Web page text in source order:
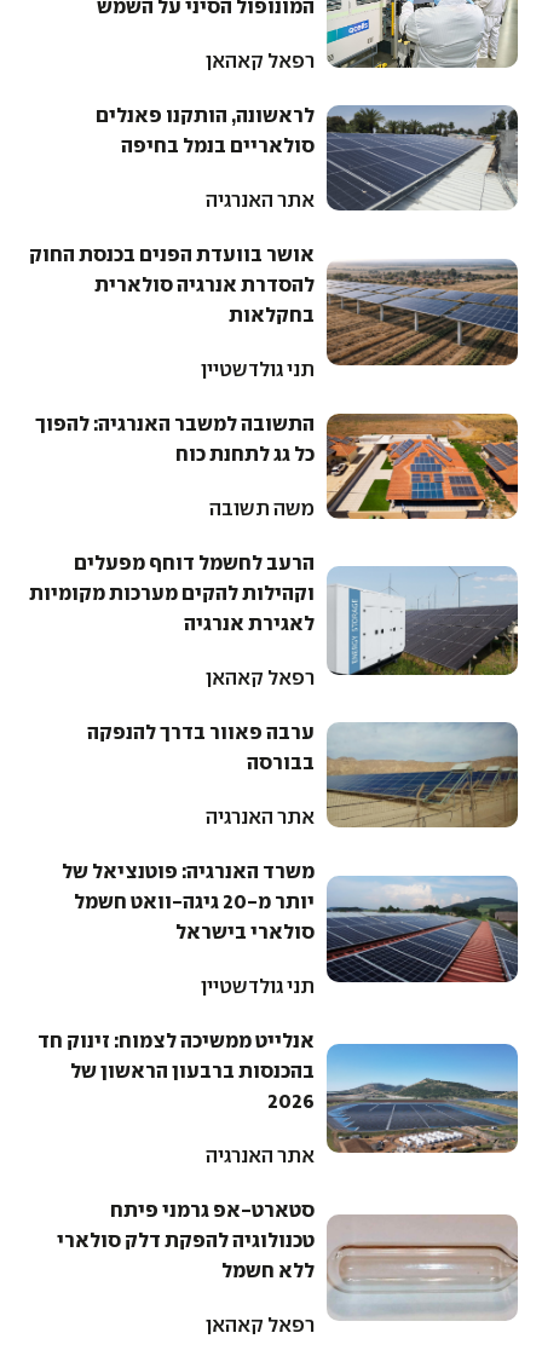
המונופול הסיני על השמש
רפאל קאהאן
לראשונה, הותקנו פאנלים
סולאריים בנמל בחיפה
אתר האנרגיה
אושר בוועדת הפנים בכנסת החוק
להסדרת אנרגיה סולארית
בחקלאות
תני גולדשטיין
התשובה למשבר האנרגיה: להפוך
כל גג לתחנת כוח
משה תשובה
הרעב לחשמל דוחף מפעלים
וקהילות להקים מערכות מקומיות
לאגירת אנרגיה
רפאל קאהאן
ערבה פאוור בדרך להנפקה
בבורסה
אתר האנרגיה
משרד האנרגיה: פוטנציאל של
יותר מ-20 גיגה-וואט חשמל
סולארי בישראל
תני גולדשטיין
אנלייט ממשיכה לצמוח: זינוק חד
בהכנסות ברבעון הראשון של
2026
אתר האנרגיה
סטארט-אפ גרמני פיתח
טכנולוגיה להפקת דלק סולארי
ללא חשמל
רפאל קאהאן